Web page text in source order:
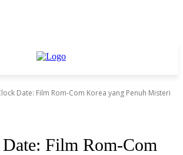
Date: Film Rom-Com Korea yang Penuh Misteri
Film Rom-Com